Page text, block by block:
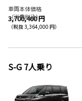
車両本体価格
（消費税込）
3,700,400 円
（税抜 3,364,000 円）
S-G 7人乗り